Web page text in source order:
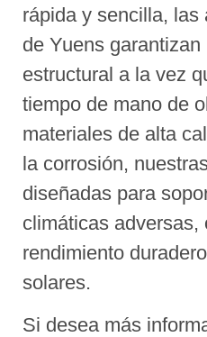
rápida y sencilla, las
de Yuens
estructural a la vez
tiempo de mano de
materiales de alta
la corrosión,
diseñadas para
climáticas adversas,
rendimiento
solares.
Si desea más